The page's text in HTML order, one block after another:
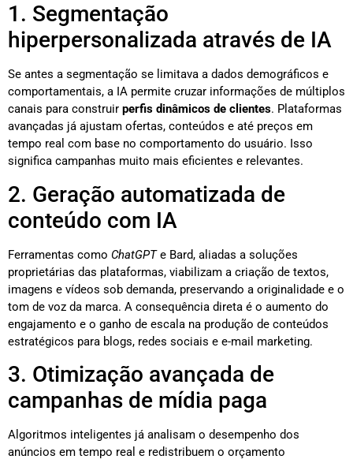
1. Segmentação
hiperpersonalizada através de IA
Se antes a segmentação se limitava a dados demográficos e
comportamentais, a IA permite cruzar informações de múltiplos
canais para construir perfis dinâmicos de clientes. Plataformas
avançadas já ajustam ofertas, conteúdos e até preços em
tempo real com base no comportamento do usuário. Isso
significa campanhas muito mais eficientes e relevantes.
2. Geração automatizada de
conteúdo com IA
Ferramentas como ChatGPTe Bard, aliadas a soluções
proprietárias das plataformas, viabilizam a criação de textos,
imagens e vídeos sob demanda, preservando a originalidade e o
tom de voz da marca. A consequência direta é o aumento do
engajamento e o ganho de escala na produção de conteúdos
estratégicos para blogs, redes sociais e e-mail marketing.
3. Otimização avançada de
campanhas de mídia paga
Algoritmos inteligentes já analisam o desempenho dos
anúncios em tempo real e redistribuem o orçamento